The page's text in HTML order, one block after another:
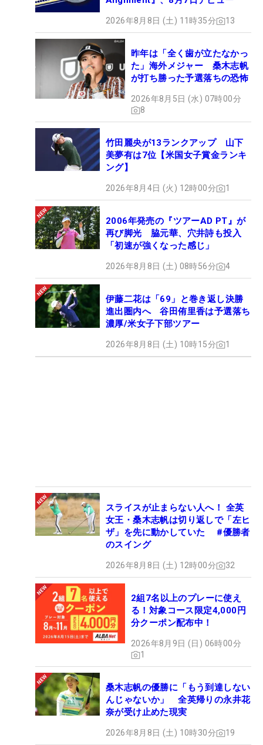
2026年8月8日 (土) 11時35分 13
昨年は「全く歯が立たなかっ
た」海外メジャー 桑木志帆
が打ち勝った予選落ちの恐怖
2026年8月5日 (水) 07時00分
8
竹田麗央が13ランクアップ 山下
美夢有は7位【米国女子賞金ランキ
ング】
2026年8月4日 (火) 12時00分 1
2006年発売の『ツアーAD PT』が
再び脚光 脇元華、穴井詩も投入
「初速が強くなった感じ」
2026年8月8日 (土) 08時56分 4
伊藤二花は「69」と巻き返し決勝
進出圏内へ 谷田侑里香は予選落ち
濃厚/米女子下部ツアー
2026年8月8日 (土) 10時15分 1
スライスが止まらない人へ！ 全英
女王・桑木志帆は切り返しで「左ヒ
ザ」を先に動かしていた #優勝者
のスイング
2026年8月8日 (土) 12時00分 32
2組7名以上のプレーに使え
る！対象コース限定4,000円
分クーポン配布中！
2026年8月9日 (日) 06時00分
1
桑木志帆の優勝に「もう到達しない
んじゃないか」 全英帰りの永井花
奈が受け止めた現実
2026年8月8日 (土) 10時30分 19